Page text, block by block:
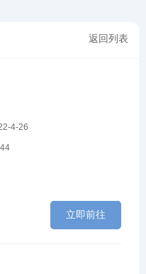
返回列表
4-26
立即前往